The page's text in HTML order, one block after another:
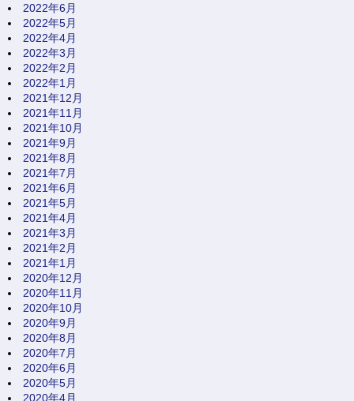
2022年6月
2022年5月
2022年4月
2022年3月
2022年2月
2022年1月
2021年12月
2021年11月
2021年10月
2021年9月
2021年8月
2021年7月
2021年6月
2021年5月
2021年4月
2021年3月
2021年2月
2021年1月
2020年12月
2020年11月
2020年10月
2020年9月
2020年8月
2020年7月
2020年6月
2020年5月
2020年4月